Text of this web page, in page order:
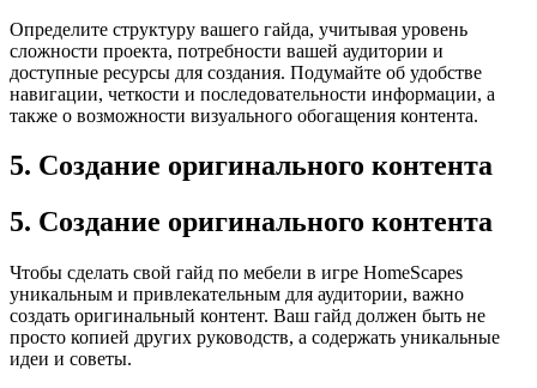
Определите структуру вашего гайда, учитывая уровень
сложности проекта, потребности вашей аудитории и
доступные ресурсы для создания. Подумайте об удобстве
навигации, четкости и последовательности информации, а
также о возможности визуального обогащения контента.
5. Создание оригинального контента
5. Создание оригинального контента
Чтобы сделать свой гайд по мебели в игре HomeScapes
уникальным и привлекательным для аудитории, важно
создать оригинальный контент. Ваш гайд должен быть не
просто копией других руководств, а содержать уникальные
идеи и советы.